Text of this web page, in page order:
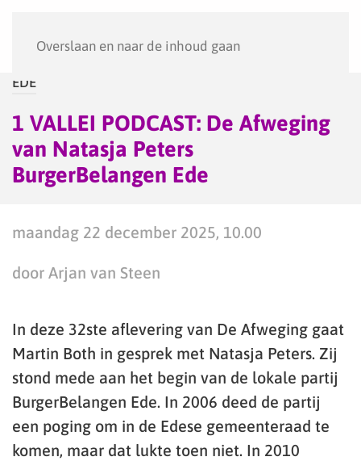
Overslaan en naar de inhoud gaan
EDE
1 VALLEI PODCAST: De Afweging
van Natasja Peters
BurgerBelangen Ede
maandag 22 december 2025, 10.00
door Arjan van Steen
In deze 32ste aflevering van De Afweging gaat
Martin Both in gesprek met Natasja Peters. Zij
stond mede aan het begin van de lokale partij
BurgerBelangen Ede. In 2006 deed de partij
een poging om in de Edese gemeenteraad te
komen, maar dat lukte toen niet. In 2010